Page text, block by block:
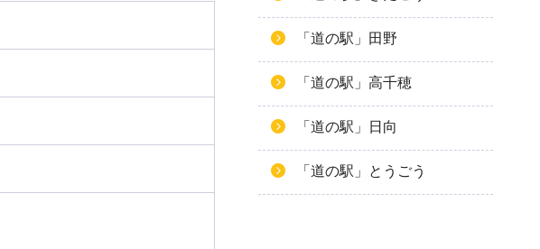
「道の駅」田野
「道の駅」高千穂
「道の駅」日向
「道の駅」とうごう